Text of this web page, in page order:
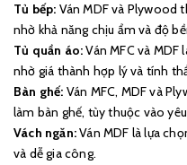
Tủ bếp: Ván MDF và Plywood
nhờ khả năng chịu ẩm và độ
Tủ quần áo:Ván MFC và
nhờ giá thành hợp lý và tính
Bàn ghế: Ván MFC, MDF và
làm bàn ghế, tùy thuộc vào
Vách ngăn:Ván MDF là lựa
và dễ gia công.